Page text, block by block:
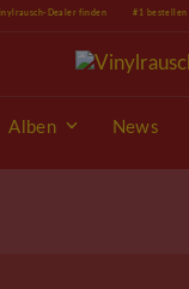
Dealer finden #1 bestellen
Alben News